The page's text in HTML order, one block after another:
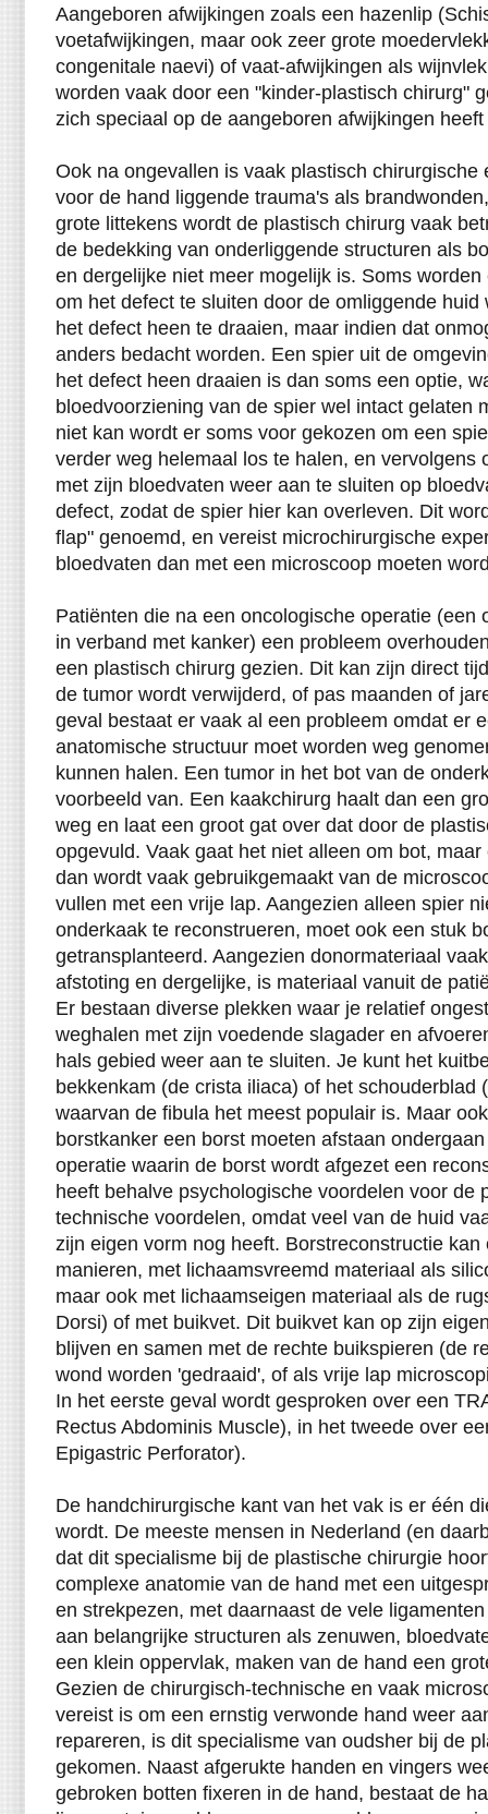
Aangeboren afwijkingen zoals een hazenlip
voetafwijkingen, maar ook zeer grote
congenitale naevi) of vaat-afwijkingen als
worden vaak door een "kinder-plastisch chirurg"
zich speciaal op de aangeboren afwijkingen
Ook na ongevallen is vaak plastisch chirurgische
voor de hand liggende trauma's als
grote littekens wordt de plastisch chirurg vaak
de bedekking van onderliggende structuren als
en dergelijke niet meer mogelijk is. Soms
om het defect te sluiten door de omliggende
het defect heen te draaien, maar indien dat
anders bedacht worden. Een spier uit de
het defect heen draaien is dan soms een optie,
bloedvoorziening van de spier wel intact gelaten
niet kan wordt er soms voor gekozen om een
verder weg helemaal los te halen, en vervolgens
met zijn bloedvaten weer aan te sluiten op
defect, zodat de spier hier kan overleven. Dit
flap" genoemd, en vereist microchirurgische
bloedvaten dan met een microscoop moeten
Patiënten die na een oncologische operatie (een
in verband met kanker) een probleem
een plastisch chirurg gezien. Dit kan zijn direct
de tumor wordt verwijderd, of pas maanden of
geval bestaat er vaak al een probleem omdat er
anatomische structuur moet worden weg
kunnen halen. Een tumor in het bot van de
voorbeeld van. Een kaakchirurg haalt dan een
weg en laat een groot gat over dat door de
opgevuld. Vaak gaat het niet alleen om bot,
dan wordt vaak gebruikgemaakt van de
vullen met een vrije lap. Aangezien alleen spier
onderkaak te reconstrueren, moet ook een stuk
getransplanteerd. Aangezien donormateriaal
afstoting en dergelijke, is materiaal vanuit de
Er bestaan diverse plekken waar je relatief
weghalen met zijn voedende slagader en
hals gebied weer aan te sluiten. Je kunt het
bekkenkam (de crista iliaca) of het schouderblad
waarvan de fibula het meest populair is. Maar
borstkanker een borst moeten afstaan
operatie waarin de borst wordt afgezet een
heeft behalve psychologische voordelen voor de
technische voordelen, omdat veel van de huid
zijn eigen vorm nog heeft. Borstreconstructie
manieren, met lichaamsvreemd materiaal als
maar ook met lichaamseigen materiaal als de
Dorsi) of met buikvet. Dit buikvet kan op zijn
blijven en samen met de rechte buikspieren (de
wond worden 'gedraaid', of als vrije lap
In het eerste geval wordt gesproken over een
Rectus Abdominis Muscle), in het tweede over
Epigastric Perforator).
De handchirurgische kant van het vak is er één
wordt. De meeste mensen in Nederland (en
dat dit specialisme bij de plastische chirurgie
complexe anatomie van de hand met een
en strekpezen, met daarnaast de vele
aan belangrijke structuren als zenuwen,
een klein oppervlak, maken van de hand een
Gezien de chirurgisch-technische en vaak
vereist is om een ernstig verwonde hand weer
repareren, is dit specialisme van oudsher bij de
gekomen. Naast afgerukte handen en vingers
gebroken botten fixeren in de hand, bestaat de